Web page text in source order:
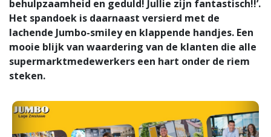
behulpzaamheid en geduld! Jullie zijn fantastisch!!’.
Het spandoek is daarnaast versierd met de
lachende Jumbo-smiley en klappende handjes. Een
mooie blijk van waardering van de klanten die alle
supermarktmedewerkers een hart onder de riem
steken.